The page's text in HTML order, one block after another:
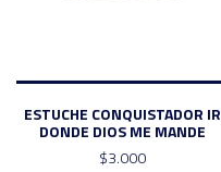
ESTUCHE CONQUISTADOR IR
DONDE DIOS ME MANDE
$3.000